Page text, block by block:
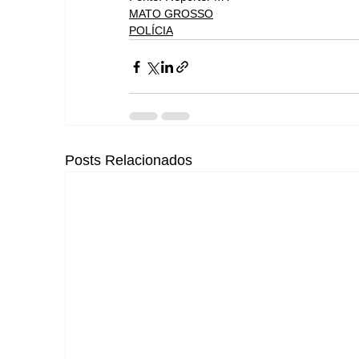
MATO GROSSO
POLÍCIA
Posts Relacionados